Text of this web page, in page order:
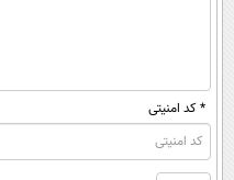
* کد امنیتی